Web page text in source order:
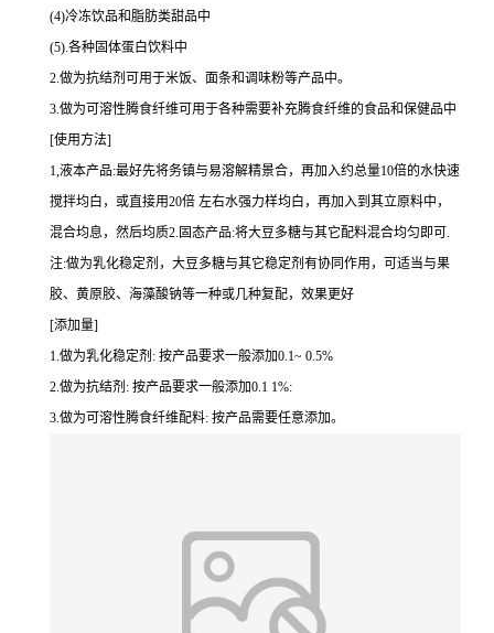
(4)冷冻饮品和脂肪类甜品中
(5).各种固体蛋白饮料中
2.做为抗结剂可用于米饭、面条和调味粉等产品中。
3.做为可溶性腾食纤维可用于各种需要补充腾食纤维的食品和保健品中
[使用方法]
1,液本产品:最好先将务镇与易溶解精景合，再加入约总量10倍的水快速
搅拌均白，或直接用20倍 左右水强力样均白，再加入到其立原料中，
混合均息，然后均质2.固态产品:将大豆多糖与其它配料混合均匀即可.
注:做为乳化稳定剂，大豆多糖与其它稳定剂有协同作用，可适当与果
胶、黄原胶、海藻酸钠等一种或几种复配，效果更好
[添加量]
1.做为乳化稳定剂: 按产品要求一般添加0.1~ 0.5%
2.做为抗结剂: 按产品要求一般添加0.1 1%:
3.做为可溶性腾食纤维配料: 按产品需要任意添加。